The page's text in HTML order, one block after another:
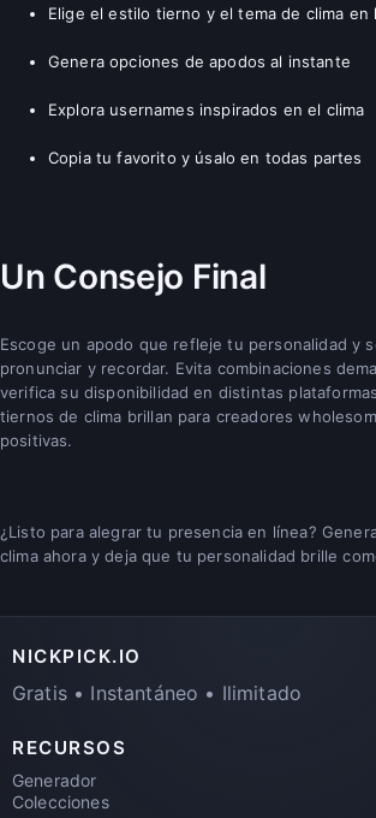
Elige el estilo tierno y el tema de clima en
Genera opciones de apodos al instante
Explora usernames inspirados en el clima
Copia tu favorito y úsalo en todas partes
Un Consejo Final
Escoge un apodo que refleje tu personalidad y
pronunciar y recordar. Evita combinaciones
verifica su disponibilidad en distintas
tiernos de clima brillan para creadores
positivas.
¿Listo para alegrar tu presencia en línea?
clima ahora y deja que tu personalidad brille
NICKPICK.IO
Gratis • Instantáneo • Ilimitado
RECURSOS
Generador
Colecciones